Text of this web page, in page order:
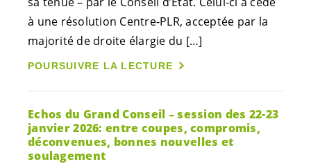
à une résolution Centre-PLR, acceptée par la
majorité de droite élargie du […]
POURSUIVRE LA LECTURE
Echos du Grand Conseil – session des 22-23
janvier 2026: entre coupes, compromis,
déconvenues, bonnes nouvelles et
soulagement